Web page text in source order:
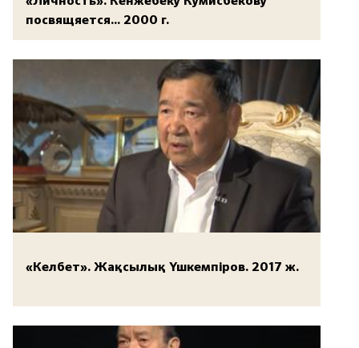
посвящяется... 2000 г.
«Келбет». Жақсылық Үшкемпіров. 2017 ж.